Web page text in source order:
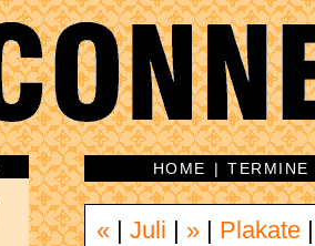
HOME |TERMINE
« Juli » Plakate